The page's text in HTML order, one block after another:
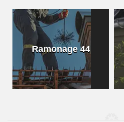
Ramonage 44